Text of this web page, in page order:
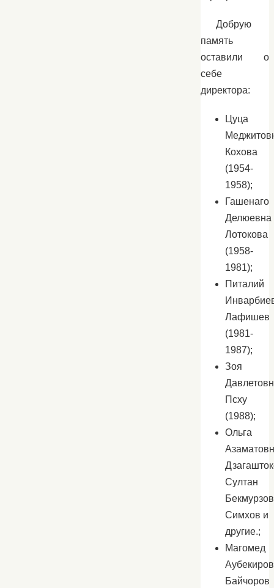
Добрую
память
оставили о
себе
директора:
Цуца
Кохова
(1954-
1958);
Гашенаго
Делюевна
Лотокова
(1958-
1981);
Питалий
Лафишев
(1981-
1987);
Зоя
Псху
(1988);
Ольга
Султан
Симхов и
другие.;
Магомед
Байчоров